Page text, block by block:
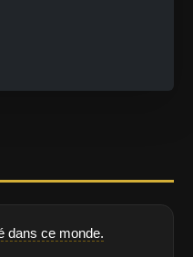
dans ce monde.